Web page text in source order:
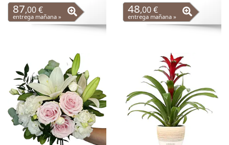
87,00 €
entrega mañana »
48,00 €
entrega mañana »